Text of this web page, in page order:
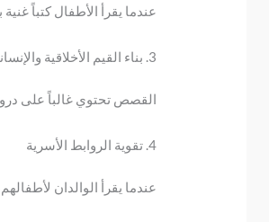
عندما يقرأ الأطفال كتباً
3. بناء القيم الأخلاقية والإنسانية
القصص تحتوي غالباً على
4. تقوية الروابط الأسرية
عندما يقرأ الوالدان